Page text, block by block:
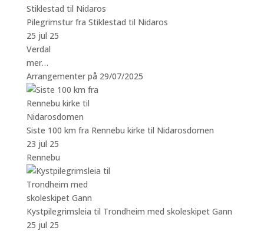
Pilegrimstur fra Stiklestad til Nidaros
25 jul 25
Verdal
mer…
Arrangementer på 29/07/2025
Siste 100 km fra Rennebu kirke til Nidarosdomen
23 jul 25
Rennebu
Kystpilegrimsleia til Trondheim med skoleskipet Gann
25 jul 25